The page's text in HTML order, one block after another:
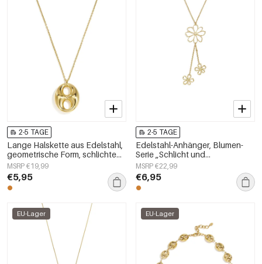
2-5 TAGE
Lange Halskette aus Edelstahl,
geometrische Form, schlichte
Alltags-Serie, Damenschmuck
MSRP €19,99
€5,95
2-5 TAGE
Edelstahl-Anhänger, Blumen-
Serie „Schlicht und
alltagstauglich“,
Damenschmuck
MSRP €22,99
€6,95
EU-Lager EU-Lager